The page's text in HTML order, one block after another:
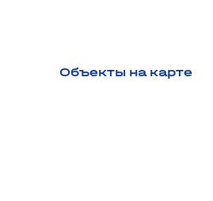
Объекты на карте